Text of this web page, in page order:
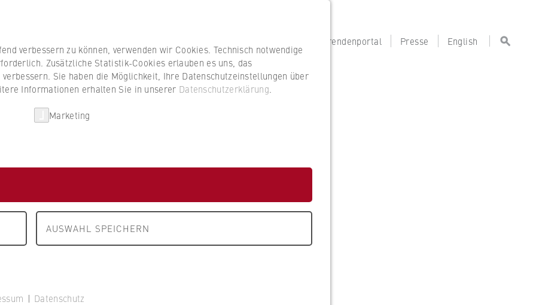
Lehrendenportal Presse English
HWR Berlin Kooperationen Forschung
ins Abenteuer:
Reisen zur
verbessern zu können, verwenden wir Cookies. Technisch notwendige
Zusätzliche Statistik-Cookies erlauben es uns, das
Sie haben die Möglichkeit, Ihre Datenschutzeinstellungen über
Informationen erhalten Sie in unserer Datenschutzerklärung
Marketing
AUSWAHL SPEICHERN
| Datenschutz